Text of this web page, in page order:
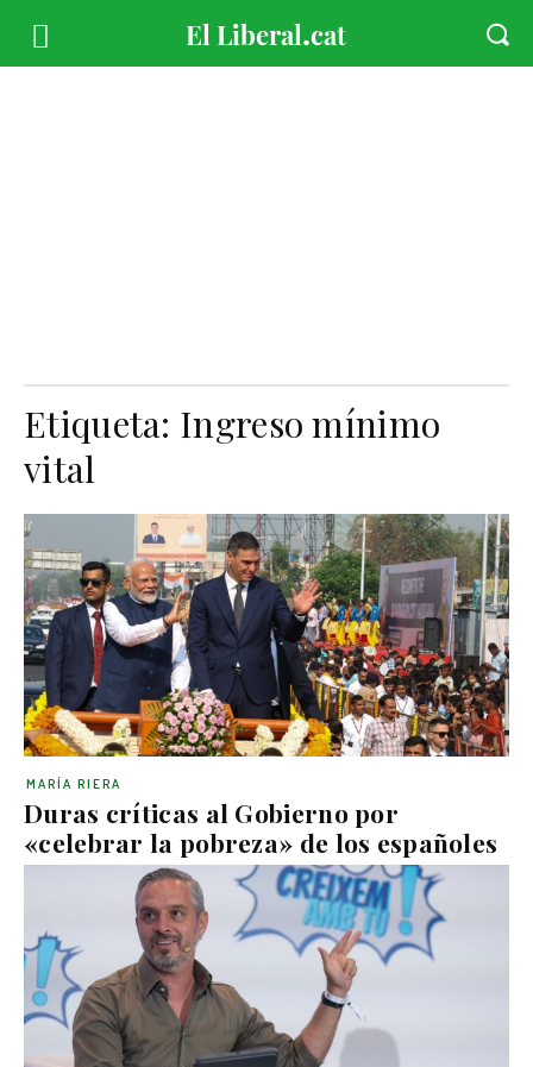
Etiqueta: Ingreso mínimo
vital
Duras críticas al Gobierno por
«celebrar la pobreza» de los españoles
MARÍA RIERA